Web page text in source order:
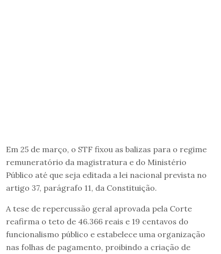
Em 25 de março, o STF fixou as balizas para o regime
remuneratório da magistratura e do Ministério
Público até que seja editada a lei nacional prevista no
artigo 37, parágrafo 11, da Constituição.
A tese de repercussão geral aprovada pela Corte
reafirma o teto de 46.366 reais e 19 centavos do
funcionalismo público e estabelece uma organização
nas folhas de pagamento, proibindo a criação de